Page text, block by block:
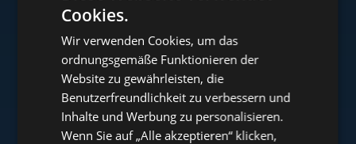
www.tower-investments.com
www.towerassistance.com
FRENCH
ITALIAN
Cookies.
Wir verwenden Cookies, um das
ordnungsgemäße Funktionieren der
Website zu gewährleisten, die
Benutzerfreundlichkeit zu verbessern und
Inhalte und Werbung zu personalisieren.
Wenn Sie auf „Alle akzeptieren“ klicken,